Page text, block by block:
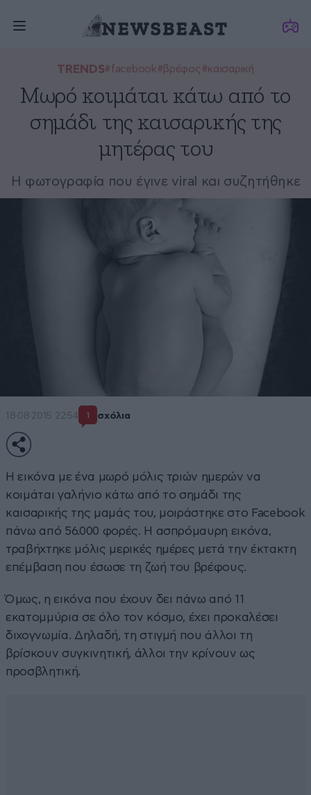
TRENDS#facebook#βρέφος#καισαρική
Μωρό κοιμάται κάτω από το
σημάδι της καισαρικής της
μητέρας του
Η φωτογραφία που έγινε viral και συζητήθηκε
18·08·2015 22:54 1 σχόλια
Η εικόνα με ένα μωρό μόλις τριών ημερών να
κοιμάται γαλήνιο κάτω από το σημάδι της
καισαρικής της μαμάς του, μοιράστηκε στο Facebook
πάνω από 56.000 φορές. Η ασπρόμαυρη εικόνα,
τραβήχτηκε μόλις μερικές ημέρες μετά την έκτακτη
επέμβαση που έσωσε τη ζωή του βρέφους.
Όμως, η εικόνα που έχουν δει πάνω από 11
εκατομμύρια σε όλο τον κόσμο, έχει προκαλέσει
διχογνωμία. Δηλαδή, τη στιγμή που άλλοι τη
βρίσκουν συγκινητική, άλλοι την κρίνουν ως
προσβλητική.